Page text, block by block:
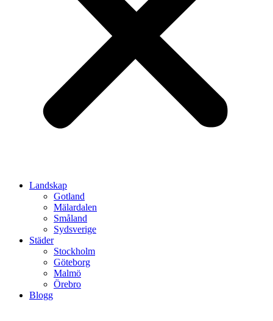
Landskap
Gotland
Mälardalen
Småland
Sydsverige
Städer
Stockholm
Göteborg
Malmö
Örebro
Blogg